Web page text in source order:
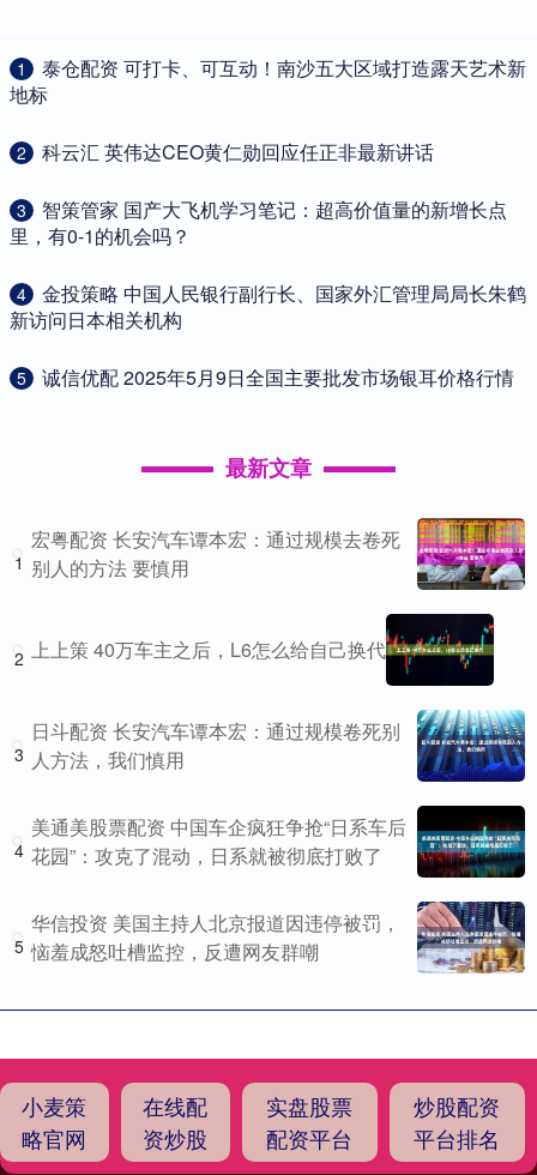
1
​泰仓配资 可打卡、可互动！南沙五大区域打造露天艺术新
地标
2 ​科云汇 英伟达CEO黄仁勋回应任正非最新讲话
3
​智策管家 国产大飞机学习笔记：超高价值量的新增长点
里，有0-1的机会吗？
4
​金投策略 中国人民银行副行长、国家外汇管理局局长朱鹤
新访问日本相关机构
5 ​诚信优配 2025年5月9日全国主要批发市场银耳价格行情
最新文章
1
宏粤配资 长安汽车谭本宏：通过规模去卷死
别人的方法 要慎用
2 上上策 40万车主之后，L6怎么给自己换代
3
日斗配资 长安汽车谭本宏：通过规模卷死别
人方法，我们慎用
4
美通美股票配资 中国车企疯狂争抢“日系车后
花园”：攻克了混动，日系就被彻底打败了
5
华信投资 美国主持人北京报道因违停被罚，
恼羞成怒吐槽监控，反遭网友群嘲
小麦策
略官网
在线配
资炒股
实盘股票
配资平台
炒股配资
平台排名